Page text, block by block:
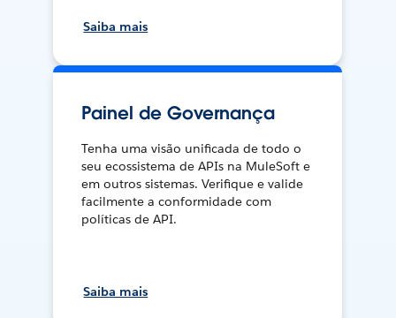
Saiba mais
Painel de Governança
Tenha uma visão unificada de todo o
seu ecossistema de APIs na MuleSoft e
em outros sistemas. Verifique e valide
facilmente a conformidade com
políticas de API.
Saiba mais